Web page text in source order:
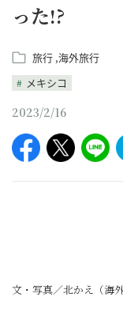
った!?
旅行 海外旅行
メキシコ
2023/2/16
文・写真／北かえ（海